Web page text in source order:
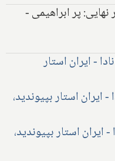
پر ابراهیمی -
- ایران استار
- ایران استار بپیوندید،
- ایران استار بپیوندید،